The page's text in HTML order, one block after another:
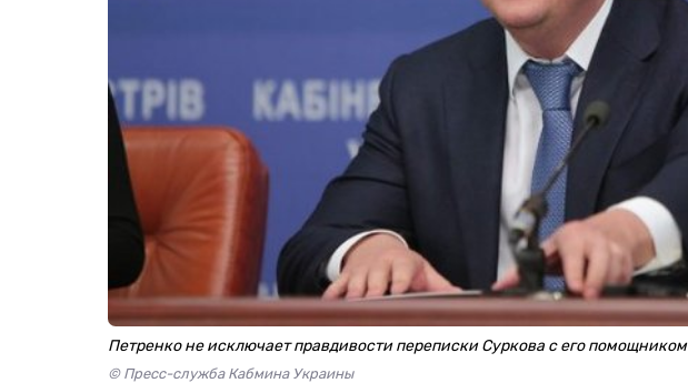
Петренко не исключает правдивости переписки Суркова с его помощником
© Пресс-служба Кабмина Украины